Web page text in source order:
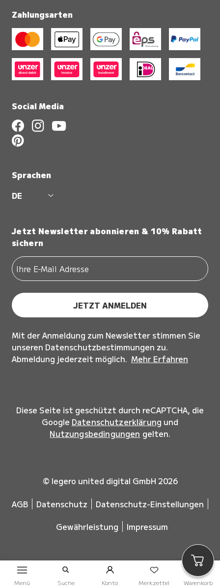
Menü Suche Konto Merkzettel Warenkorb
Zahlungsarten
Social Media
Sprachen
DE
Jetzt Newsletter abonnieren & 10% Rabatt
sichern
JETZT ANMELDEN
Mit der Anmeldung zum Newsletter stimmen Sie
unseren Datenschutzbestimmungen zu.
Abmeldung jederzeit möglich. Mehr Erfahren
© legero united digital GmbH 2026
AGB
Datenschutz
Datenschutz-Einstellungen
Gewährleistung
Impressum
Diese Seite ist geschützt durch reCAPTCHA, die
Google Datenschutzerklärung und
Nutzungsbedingungen gelten.